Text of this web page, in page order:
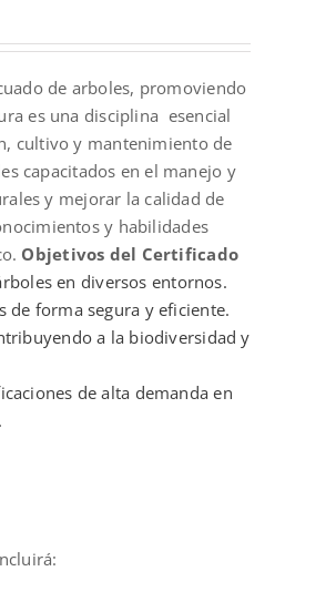
de arboles, promoviendo
es una disciplina esencial
cultivo y mantenimiento de
capacitados en el manejo y
y mejorar la calidad de
y habilidades
Objetivos del Certificado
en diversos entornos.
de forma segura y eficiente.
a la biodiversidad y
de alta demanda en